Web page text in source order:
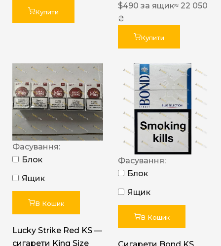
Купити
$490 за ящик≈ 22 050
₴
Купити
Фасування:
Блок
Ящик
В Кошик
Lucky Strike Red KS —
сигарети King Size
Фасування:
Блок
Ящик
В Кошик